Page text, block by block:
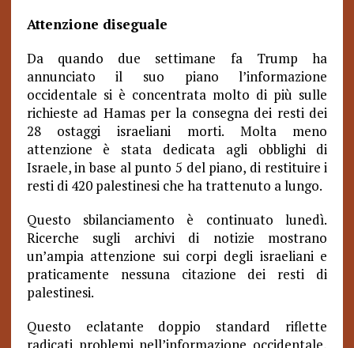
Attenzione diseguale
Da quando due settimane fa Trump ha
annunciato il suo piano l’informazione
occidentale si è concentrata molto di più sulle
richieste ad Hamas per la consegna dei resti dei
28 ostaggi israeliani morti. Molta meno
attenzione è stata dedicata agli obblighi di
Israele, in base al punto 5 del piano, di restituire i
resti di 420 palestinesi che ha trattenuto a lungo.
Questo sbilanciamento è continuato lunedì.
Ricerche sugli archivi di notizie mostrano
un’ampia attenzione sui corpi degli israeliani e
praticamente nessuna citazione dei resti di
palestinesi.
Questo eclatante doppio standard riflette